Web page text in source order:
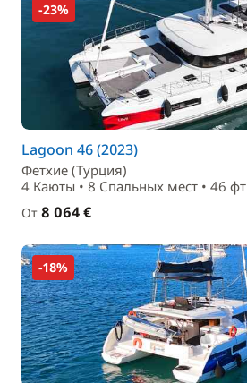
-23%
Lagoon 46 (2023)
Фетхие (Турция)
4 Каюты • 8 Спальныx мест • 46 фт
От 8 064 €
-18%